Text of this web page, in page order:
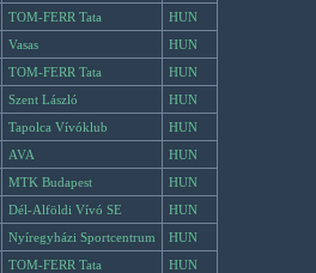
TOM-FERR Tata
HUN
Vasas
HUN
TOM-FERR Tata
HUN
Szent László
HUN
Tapolca Vívóklub
HUN
AVA
HUN
MTK Budapest
HUN
Dél-Alföldi Vívó SE
HUN
Nyíregyházi Sportcentrum
HUN
TOM-FERR Tata
HUN